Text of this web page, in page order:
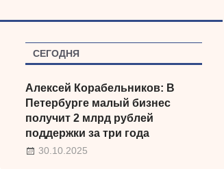
СЕГОДНЯ
Алексей Корабельников: В
Петербурге малый бизнес
получит 2 млрд рублей
поддержки за три года
30.10.2025